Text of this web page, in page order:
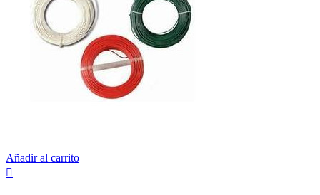
Añadir al carrito
